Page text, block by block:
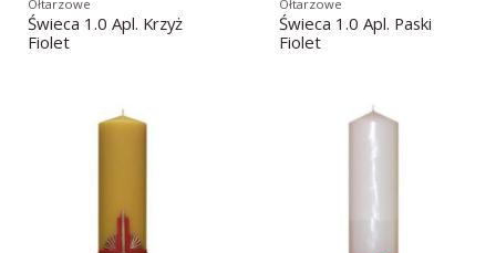
Ołtarzowe
Świeca 1.0 Apl. Krzyż
Fiolet
Ołtarzowe
Świeca 1.0 Apl. Paski
Fiolet